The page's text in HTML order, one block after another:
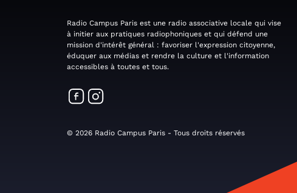
Radio Campus Paris est une radio associative locale qui vise
à initier aux pratiques radiophoniques et qui défend une
mission d'intérêt général : favoriser l'expression citoyenne,
éduquer aux médias et rendre la culture et l'information
accessibles à toutes et tous.
© 2026 Radio Campus Paris - Tous droits réservés